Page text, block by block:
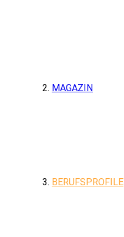
MAGAZIN
BERUFSPROFILE